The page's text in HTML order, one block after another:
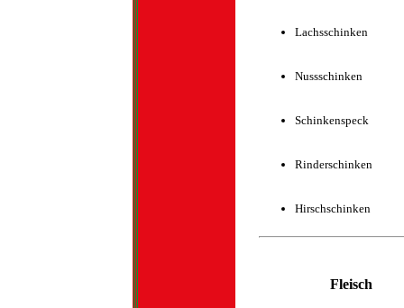
Lachsschinken
Nussschinken
Schinkenspeck
Rinderschinken
Hirschschinken
Fleisch